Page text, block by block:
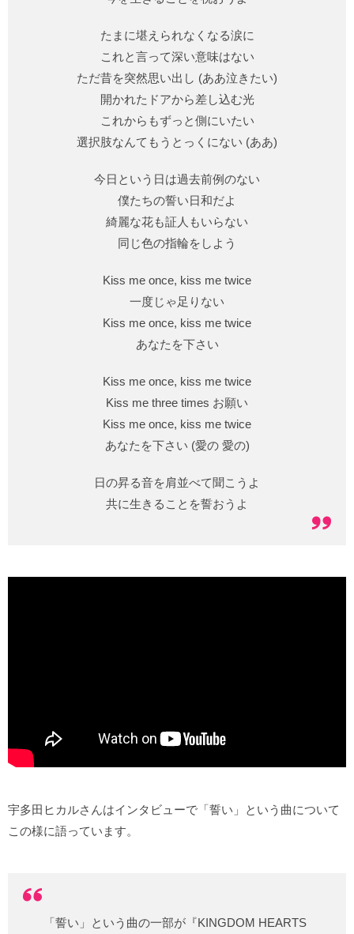
たまに堪えられなくなる涙に
これと言って深い意味はない
ただ昔を突然思い出し (ああ泣きたい)
開かれたドアから差し込む光
これからもずっと側にいたい
選択肢なんてもうとっくにない (ああ)
今日という日は過去前例のない
僕たちの誓い日和だよ
綺麗な花も証人もいらない
同じ色の指輪をしよう
Kiss me once, kiss me twice
一度じゃ足りない
Kiss me once, kiss me twice
あなたを下さい
Kiss me once, kiss me twice
Kiss me three times お願い
Kiss me once, kiss me twice
あなたを下さい (愛の 愛の)
日の昇る音を肩並べて聞こうよ
共に生きることを誓おうよ
宇多田ヒカルさんはインタビューで「誓い」という曲について
この様に語っています。
「誓い」という曲の一部が『KINGDOM HEARTS